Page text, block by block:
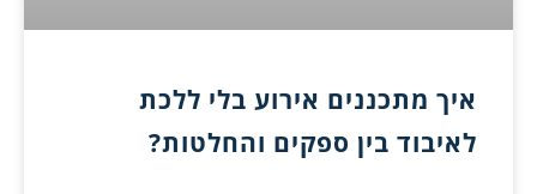
איך מתכננים אירוע בלי ללכת
לאיבוד בין ספקים והחלטות?